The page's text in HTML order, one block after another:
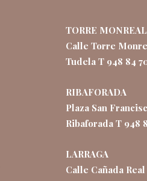
TORRE MONREAL
Calle Torre
Tudela T 948 84
RIBAFORADA
Plaza San
Ribaforada T 948
LARRAGA
Calle Cañada Real